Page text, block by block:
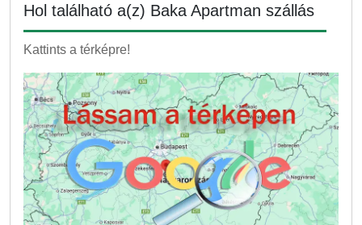
Hol található a(z) Baka Apartman szállás
Kattints a térképre!